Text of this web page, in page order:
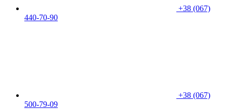
+38 (067)
440-70-90
+38 (067)
500-79-09